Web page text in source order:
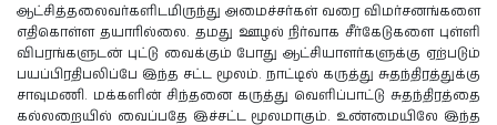
ஆட்சித்தலைவர்களிடமிருந்து அமைச்சர்கள் வரை விமர்சனங்களை
எதிகொள்ள தயாரில்லை. தமது ஊழல் நிர்வாக சீர்கேடுகளை புள்ளி
விபரங்களுடன் புட்டு வைக்கும் போது ஆட்சியாளர்களுக்கு ஏற்படும்
பயப்பிரதிபலிப்பே இந்த சட்ட மூலம். நாட்டில் கருத்து சுதந்திரத்துக்கு
சாவுமணி. மக்களின் சிந்தனை கருத்து வெளிப்பாட்டு சுதந்திரத்தை
கல்லறையில் வைப்பதே இச்சட்ட மூலமாகும். உண்மையிலே இந்த